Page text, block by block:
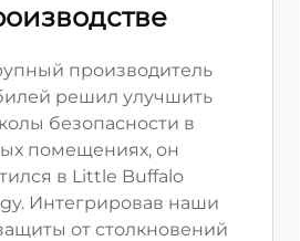
производитель
решил улучшить
безопасности в
помещениях, он
в Little Buffalo
Интегрировав наши
от столкновений